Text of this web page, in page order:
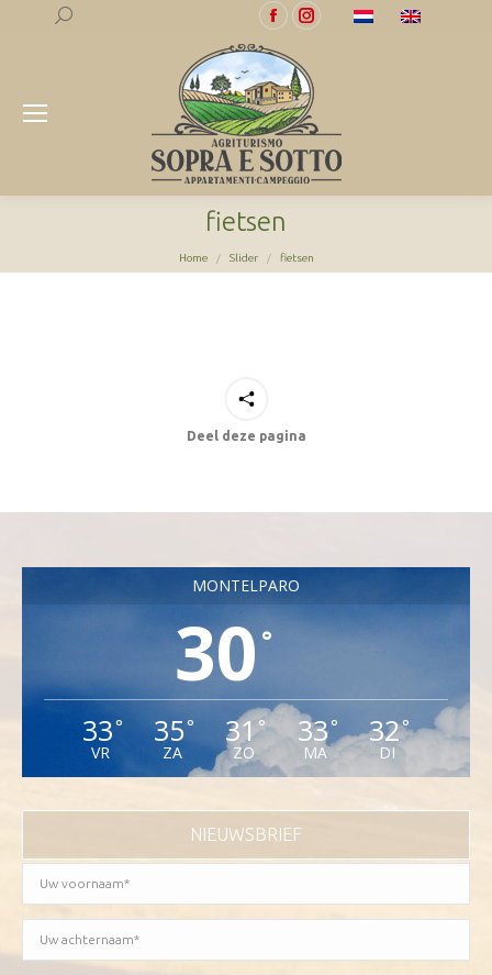
Search:
Facebook
opens
in
new
window
Instagram
new
window
fietsen
Je bent hier:
Home Slider fietsen
Deel deze pagina
MONTELPARO
30 °
33°
VR
35°
ZA
31°
ZO
33°
MA
32°
DI
NIEUWSBRIEF